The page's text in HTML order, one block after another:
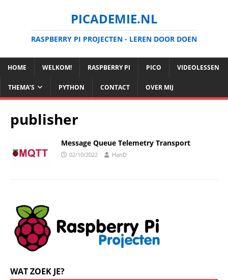
PICADEMIE.NL
RASPBERRY PI PROJECTEN - LEREN DOOR DOEN
HOME WELKOM! RASPBERRY PI PICO VIDEOLESSEN
THEMA’S PYTHON CONTACT OVER MIJ
publisher
Message Queue Telemetry Transport
02/10/2022 HanD
WAT ZOEK JE?